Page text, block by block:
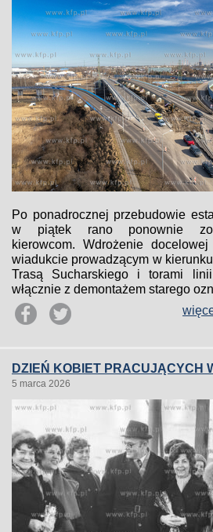
Po ponadrocznej przebudowie
w piątek rano ponownie
kierowcom. Wdrożenie
wiadukcie prowadzącym w
Trasą Sucharskiego i torami
włącznie z demontażem starego
DZIEŃ KOBIET PRACUJĄCYCH
5 marca 2026